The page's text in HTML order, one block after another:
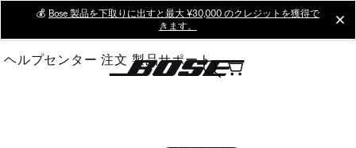
Main
💰 Bose 製品を下取りに出すと最大 ¥30,000 のクレジットを獲得で
きます。
ヘルプセンター 注文 製品サポート